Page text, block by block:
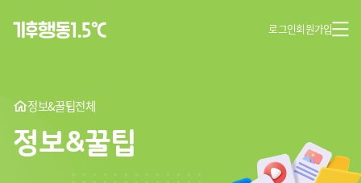
로그인회원가입
정보&꿀팁전체
정보&꿀팁